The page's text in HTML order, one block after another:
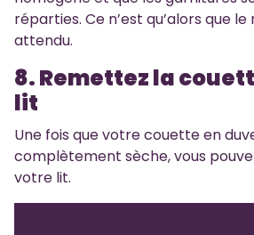
réparties. Ce n’est qu’alors que
attendu.
8. Remettez la
lit
Une fois que votre couette en
complètement sèche, vous
votre lit.